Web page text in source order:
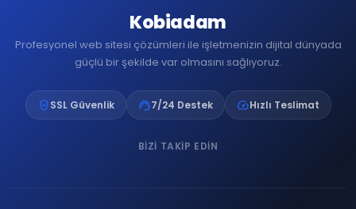
Kobiadam
Profesyonel web sitesi çözümleri ile işletmenizin dijital dünyada
güçlü bir şekilde var olmasını sağlıyoruz.
verified_userSSL Güvenlik support_agent7/24 Destek speedHızlı Teslimat
BIZI TAKIP EDIN